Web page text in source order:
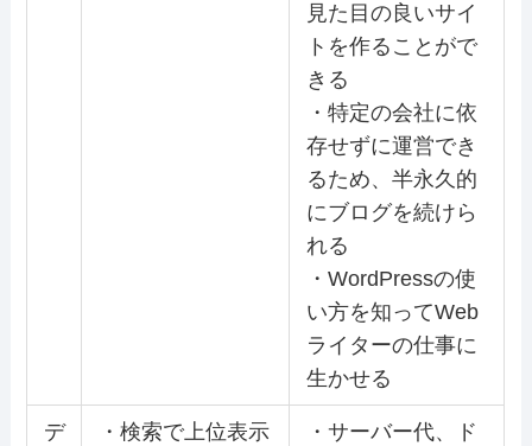
見た目の良いサイ
トを作ることがで
きる
・特定の会社に依
存せずに運営でき
るため、半永久的
にブログを続けら
れる
・WordPressの使
い方を知ってWeb
ライターの仕事に
生かせる
デ
・検索で上位表示
・サーバー代、ド